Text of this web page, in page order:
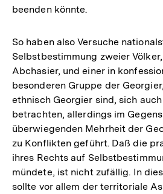
beenden könnte.
So haben also Versuche
Selbstbestimmung zweier
Abchasier, und einer in
besonderen Gruppe der
ethnisch Georgier sind, sich
betrachten, allerdings im
überwiegenden Mehrheit der
zu Konflikten geführt. Daß die
ihres Rechts auf
mündete, ist nicht zufällig. In
sollte vor allem der territoriale